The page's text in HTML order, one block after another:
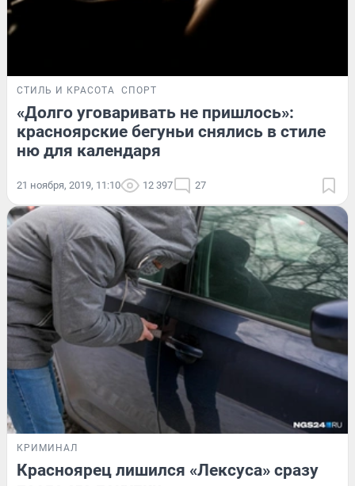
СТИЛЬ И КРАСОТА СПОРТ
«Долго уговаривать не пришлось»:
красноярские бегуньи снялись в стиле
ню для календаря
21 ноября, 2019, 11:10 12 397 27
КРИМИНАЛ
Красноярец лишился «Лексуса» сразу